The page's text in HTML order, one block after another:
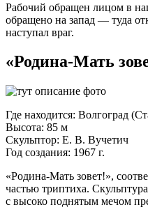
Рабочий обращен лицом в
обращено на запад — туда
наступал враг.
«Родина-Мать
Где находится: Волгоград
Высота: 85 м
Скульптор: Е. В. Вучетич
Год создания: 1967 г.
«Родина-Мать зовет!»,
частью триптиха.
с высоко поднятым мечом